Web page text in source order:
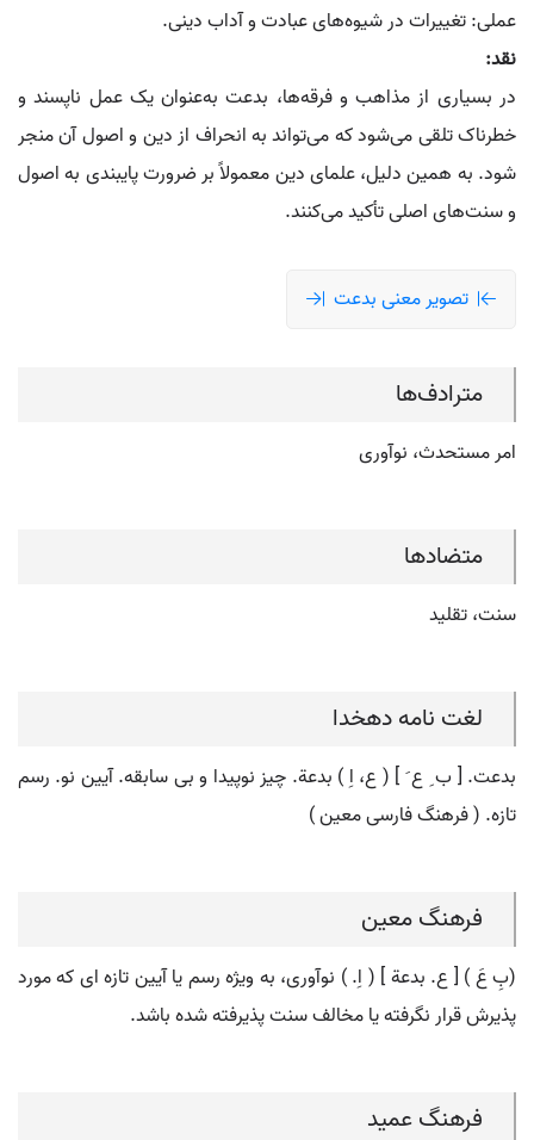
عملی: تغییرات در شیوه‌های عبادت و آداب دینی.
نقد:
در بسیاری از مذاهب و فرقه‌ها، بدعت به‌عنوان یک عمل ناپسند و
خطرناک تلقی می‌شود که می‌تواند به انحراف از دین و اصول آن منجر
شود. به همین دلیل، علمای دین معمولاً بر ضرورت پایبندی به اصول
و سنت‌های اصلی تأکید می‌کنند.
تصویر معنی بدعت
مترادف‌ها
امر مستحدث، نوآوری
متضادها
سنت، تقلید
لغت نامه دهخدا
بدعت. [ ب ِ ع َ ] ( ع، اِ ) بدعة. چیز نوپیدا و بی سابقه. آیین نو. رسم
تازه. ( فرهنگ فارسی معین )
فرهنگ معین
(بِ عَ ) [ ع. بدعة ] ( اِ. ) نوآوری، به ویژه رسم یا آیین تازه ای که مورد
پذیرش قرار نگرفته یا مخالف سنت پذیرفته شده باشد.
فرهنگ عمید